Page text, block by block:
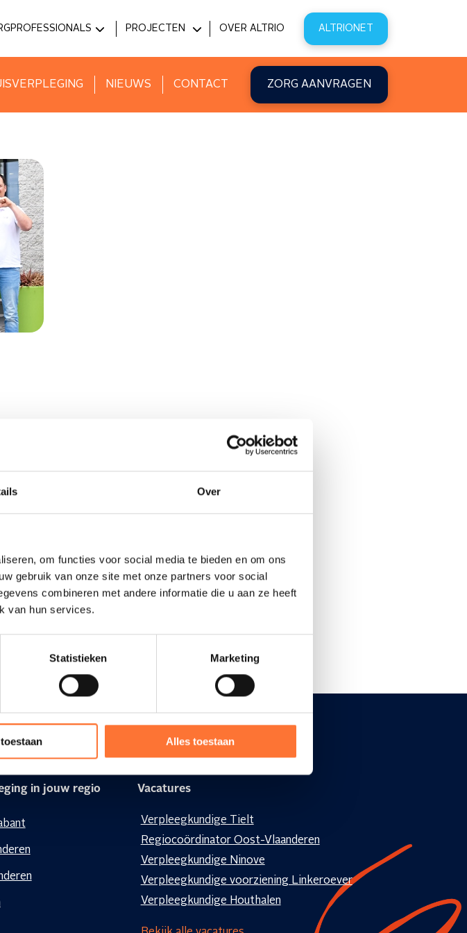
Over
om functies voor social media te bieden en om ons
gebruik van onze site met onze partners voor social
combineren met andere informatie die u aan ze heeft
van hun services.
Statistieken Marketing
Alles toestaan
PROJECTEN
HOSPITAL@HOME
INNOVATIE
OVER ALTRIO ALTRIONET
NIEUWS CONTACT ZORG AANVRAGEN
in jouw regio Vacatures
Verpleegkundige Tielt
Regiocoördinator Oost-Vlaanderen
Verpleegkundige Ninove
Verpleegkundige voorziening Linkeroever
Verpleegkundige Houthalen